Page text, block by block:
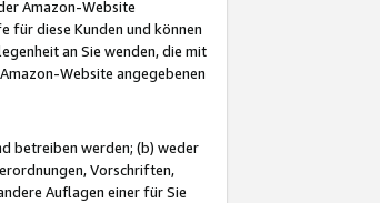
Amazon-Website
für diese Kunden und können
an Sie wenden, die mit
Website angegebenen
betreiben werden; (b) weder
Vorschriften,
Auflagen einer für Sie